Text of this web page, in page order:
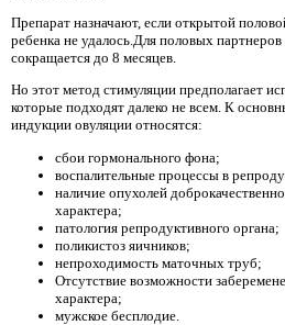
Препарат назначают, если открытой
ребенка не удалось.Для половых
сокращается до 8 месяцев.
Но этот метод стимуляции предполагает
которые подходят далеко не всем. К
индукции овуляции относятся:
сбои гормонального фона;
воспалительные процессы в
наличие опухолей
характера;
патология репродуктивного органа;
поликистоз яичников;
непроходимость маточных труб;
Отсутствие возможности
характера;
мужское бесплодие.